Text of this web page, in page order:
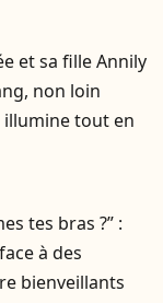
et sa fille Annily
non loin
illumine tout en
tes bras ?” :
à des
bienveillants